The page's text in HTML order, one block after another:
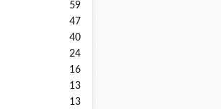
59
47
40
24
16
13
13